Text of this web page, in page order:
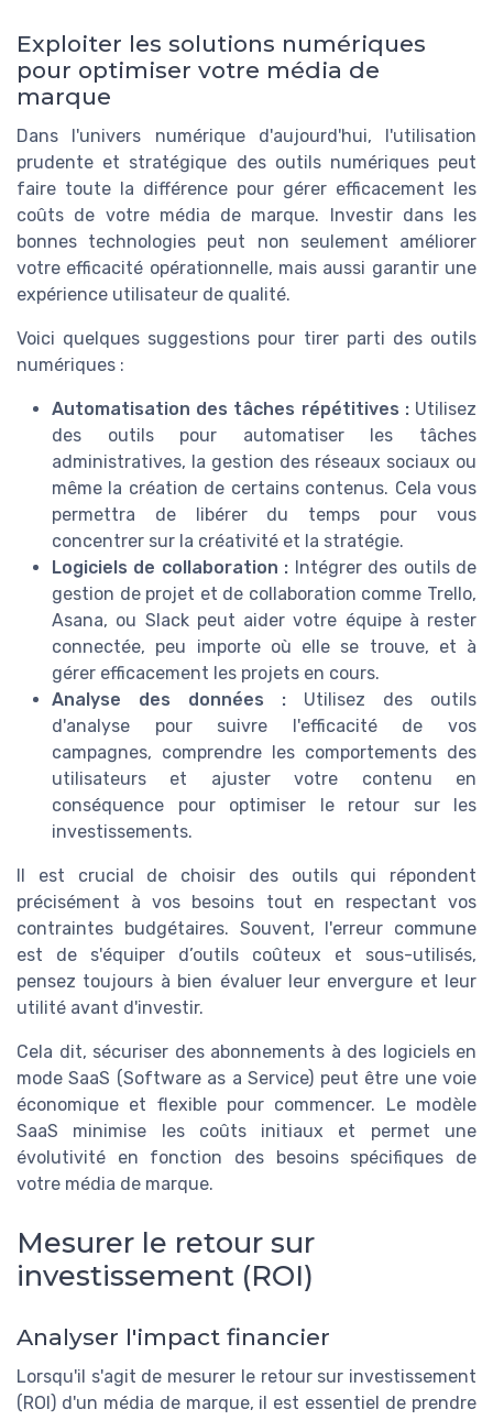
Exploiter les solutions numériques
pour optimiser votre média de
marque
Dans l'univers numérique d'aujourd'hui, l'utilisation
prudente et stratégique des outils numériques peut
faire toute la différence pour gérer efficacement les
coûts de votre média de marque. Investir dans les
bonnes technologies peut non seulement améliorer
votre efficacité opérationnelle, mais aussi garantir une
expérience utilisateur de qualité.
Voici quelques suggestions pour tirer parti des outils
numériques :
Automatisation des tâches répétitives :Utilisez
des outils pour automatiser les tâches
administratives, la gestion des réseaux sociaux ou
même la création de certains contenus. Cela vous
permettra de libérer du temps pour vous
concentrer sur la créativité et la stratégie.
Logiciels de collaboration : Intégrer des outils de
gestion de projet et de collaboration comme Trello,
Asana, ou Slack peut aider votre équipe à rester
connectée, peu importe où elle se trouve, et à
gérer efficacement les projets en cours.
Analyse des données : Utilisez des outils
d'analyse pour suivre l'efficacité de vos
campagnes, comprendre les comportements des
utilisateurs et ajuster votre contenu en
conséquence pour optimiser le retour sur les
investissements.
Il est crucial de choisir des outils qui répondent
précisément à vos besoins tout en respectant vos
contraintes budgétaires. Souvent, l'erreur commune
est de s'équiper d’outils coûteux et sous-utilisés,
pensez toujours à bien évaluer leur envergure et leur
utilité avant d'investir.
Cela dit, sécuriser des abonnements à des logiciels en
mode SaaS (Software as a Service) peut être une voie
économique et flexible pour commencer. Le modèle
SaaS minimise les coûts initiaux et permet une
évolutivité en fonction des besoins spécifiques de
votre média de marque.
Mesurer le retour sur
investissement (ROI)
Analyser l'impact financier
Lorsqu'il s'agit de mesurer le retour sur investissement
(ROI) d'un média de marque, il est essentiel de prendre